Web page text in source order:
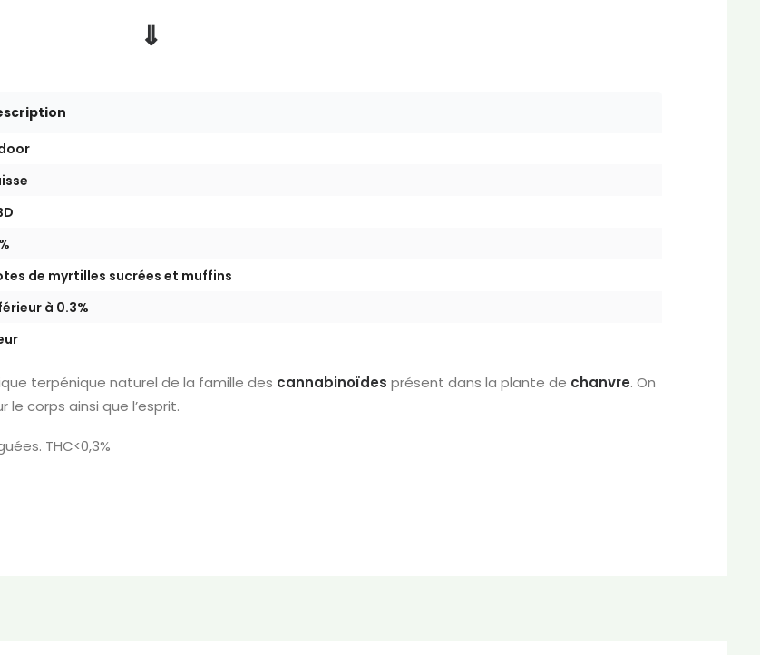
⇓
de myrtilles sucrées et muffins
à 0.3%
terpénique naturel de la famille des cannabinoïdes présent dans la plante de chanvre. On
corps ainsi que l’esprit.
THC<0,3%